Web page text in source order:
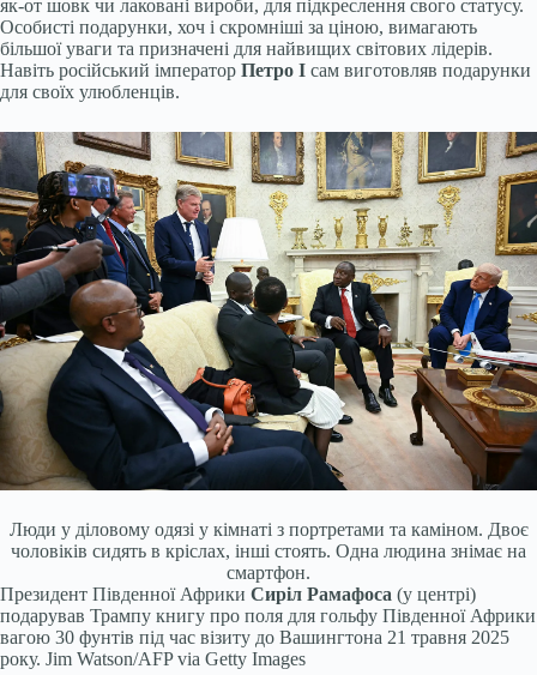
як-от шовк чи лаковані вироби, для підкреслення свого статусу.
Особисті подарунки, хоч і скромніші за ціною, вимагають
більшої уваги та призначені для найвищих світових лідерів.
Навіть російський імператор Петро I сам виготовляв подарунки
для своїх улюбленців.
Люди у діловому одязі у кімнаті з портретами та каміном. Двоє
чоловіків сидять в кріслах, інші стоять. Одна людина знімає на
смартфон.
Президент Південної Африки Сиріл Рамафоса (у центрі)
подарував Трампу книгу про поля для гольфу Південної Африки
вагою 30 фунтів під час візиту до Вашингтона 21 травня 2025
року. Jim Watson/AFP via Getty Images